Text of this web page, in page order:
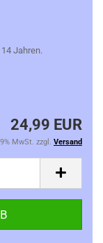
Jahren.
24,99 EUR
MwSt. zzgl. Versand